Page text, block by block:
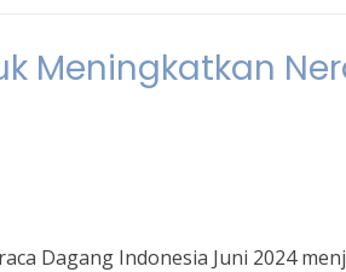
Meningkatkan
Dagang Indonesia Juni 2024